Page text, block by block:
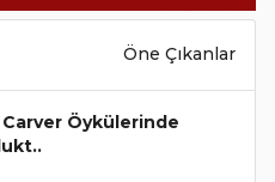
Öne Çıkanlar
Öykülerinde